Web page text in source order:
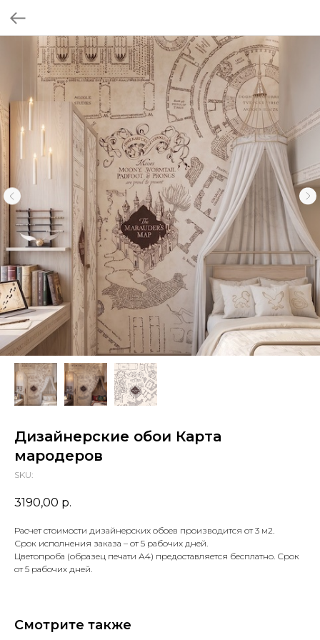
Дизайнерские обои Карта
мародеров
SKU:
3190,00 р.
Расчет стоимости дизайнерских обоев производится от 3 м2.
Срок исполнения заказа – от 5 рабочих дней.
Цветопроба (образец печати А4) предоставляется бесплатно. Срок
от 5 рабочих дней.
Смотрите также